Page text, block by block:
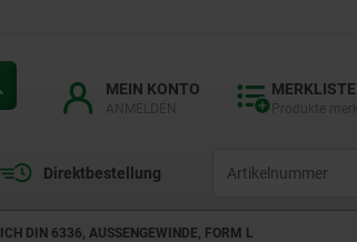
MEIN KONTO MERKLISTE
Direktbestellung
DIN 6336, AUSSENGEWINDE, FORM L